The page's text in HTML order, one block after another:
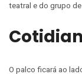
teatral e do grupo
O palco ficará ao